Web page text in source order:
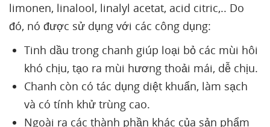
limonen, linalool, linalyl acetat, acid citric,.. Do
đó, nó được sử dụng với các công dụng:
Tinh dầu trong chanh giúp loại bỏ các mùi hôi
khó chịu, tạo ra mùi hương thoải mái, dễ chịu.
Chanh còn có tác dụng diệt khuẩn, làm sạch
và có tính khử trùng cao.
Ngoài ra các thành phần khác của sản phẩm